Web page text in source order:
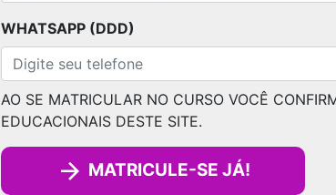
WHATSAPP (DDD)
AO SE MATRICULAR NO CURSO VOCÊ
EDUCACIONAIS DESTE SITE.
MATRICULE-SE JÁ!